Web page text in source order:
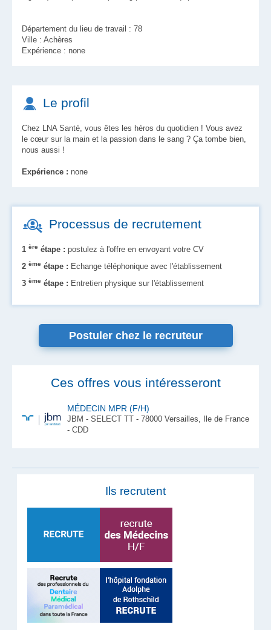
Département du lieu de travail : 78
Ville : Achères
Expérience : none
Le profil
Chez LNA Santé, vous êtes les héros du quotidien ! Vous avez
le cœur sur la main et la passion dans le sang ? Ça tombe bien,
nous aussi !
Expérience : none
Processus de recrutement
1 ère étape : postulez à l'offre en envoyant votre CV
2 ème étape : Echange téléphonique avec l'établissement
3 ème étape : Entretien physique sur l'établissement
Postuler chez le recruteur
Ces offres vous intéresseront
MÉDECIN MPR (F/H)
JBM - SELECT TT - 78000 Versailles, Ile de France
- CDD
Ils recrutent